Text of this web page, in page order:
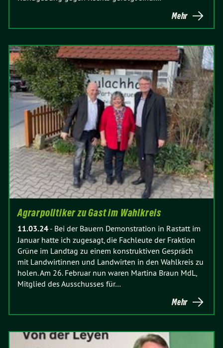
Mehr
Agrarpolitiker zu Gast im Wahlkreis
11.03.24 - Bei der Bauern Demonstration in Rastatt im
Januar hatte ich zugesagt, die Fachleute der Fraktion
Grüne im Landtag zu einem konstruktiven Gespräch
mit Landwirtinnen und Landwirten in den Wahlkreis zu
holen. Am 26. Februar nun waren Martina Braun MdL,
Mitglied des Ausschusses für…
Mehr